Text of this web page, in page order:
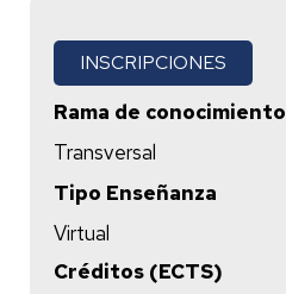
INSCRIPCIONES
Rama de conocimiento
Transversal
Tipo Enseñanza
Virtual
Créditos (ECTS)